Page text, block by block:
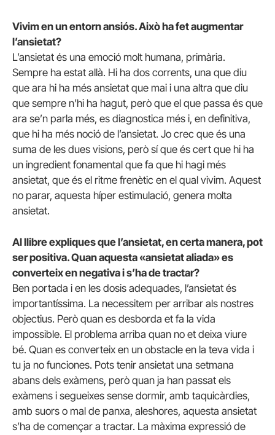
Vivim en un entorn ansiós. Això ha fet augmentar
l’ansietat?
L’ansietat és una emoció molt humana, primària.
Sempre ha estat allà. Hi ha dos corrents, una que diu
que ara hi ha més ansietat que mai i una altra que diu
que sempre n’hi ha hagut, però que el que passa és que
ara se’n parla més, es diagnostica més i, en definitiva,
que hi ha més noció de l’ansietat. Jo crec que és una
suma de les dues visions, però sí que és cert que hi ha
un ingredient fonamental que fa que hi hagi més
ansietat, que és el ritme frenètic en el qual vivim. Aquest
no parar, aquesta híper estimulació, genera molta
ansietat.
Al llibre expliques que l’ansietat, en certa manera, pot
ser positiva. Quan aquesta «ansietat aliada» es
converteix en negativa i s’ha de tractar?
Ben portada i en les dosis adequades, l’ansietat és
importantíssima. La necessitem per arribar als nostres
objectius. Però quan es desborda et fa la vida
impossible. El problema arriba quan no et deixa viure
bé. Quan es converteix en un obstacle en la teva vida i
tu ja no funciones. Pots tenir ansietat una setmana
abans dels exàmens, però quan ja han passat els
exàmens i segueixes sense dormir, amb taquicàrdies,
amb suors o mal de panxa, aleshores, aquesta ansietat
s’ha de començar a tractar. La màxima expressió de